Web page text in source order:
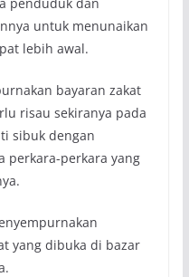
penduduk dan
untuk menunaikan
lebih awal.
bayaran zakat
risau sekiranya pada
sibuk dengan
perkara-perkara yang
yang dibuka di bazar